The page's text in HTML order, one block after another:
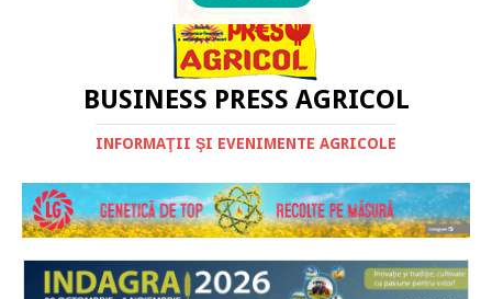
BUSINESS PRESS AGRICOL
INFORMAŢII ŞI EVENIMENTE AGRICOLE